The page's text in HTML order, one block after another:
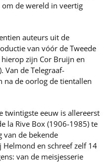
om de wereld in veertig
auteurs uit de
van vóór de Tweede
zijn Cor Bruijn en
Van de Telegraaf-
na de oorlog de tientallen
twintigste eeuw is allereerst
la Rive Box (1906-1985) te
van de bekende
en schreef zelf 14
van de meisjesserie